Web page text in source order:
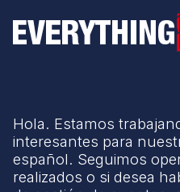
Everything
Hola. Estamos
interesantes para
español. Seguimos
realizados o si desea